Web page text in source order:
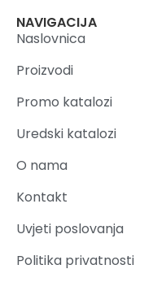
NAVIGACIJA
Naslovnica
Proizvodi
Promo katalozi
Uredski katalozi
O nama
Kontakt
Uvjeti poslovanja
Politika privatnosti